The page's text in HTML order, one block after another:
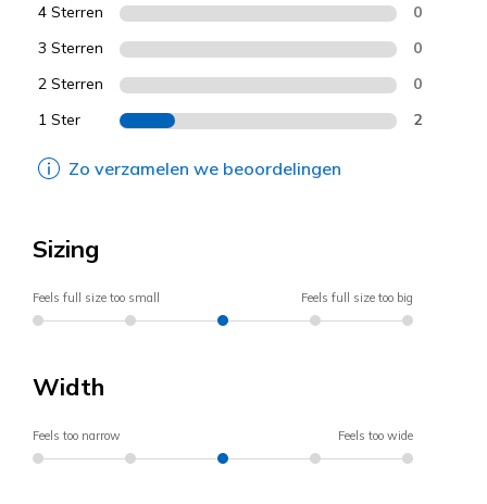
4 Sterren 0
3 Sterren 0
2 Sterren 0
1 Ster 2
Zo verzamelen we beoordelingen
Sizing
Feels full size too small Feels full size too big
Width
Feels too narrow Feels too wide